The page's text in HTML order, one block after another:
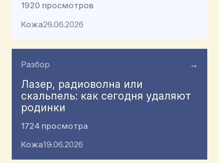
1920 просмотров
Кожа26.06.2026
Разбор →
Лазер, радиоволна или
скальпель: как сегодня удаляют
родинки
1724 просмотра
Кожа19.06.2026